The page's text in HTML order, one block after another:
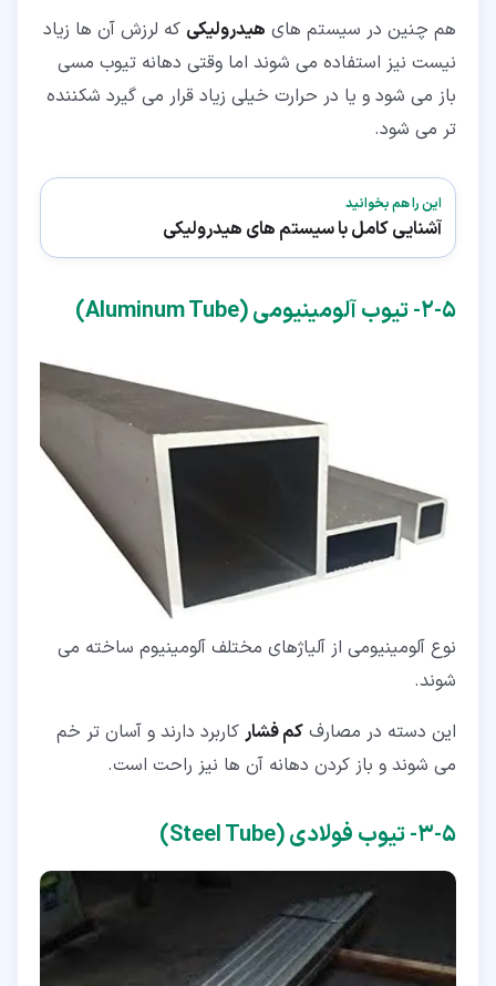
هم چنین در سیستم های هیدرولیکی که لرزش آن ها زیاد
نیست نیز استفاده می شوند اما وقتی دهانه تیوب مسی
باز می شود و یا در حرارت خیلی زیاد قرار می گیرد شکننده
تر می شود.
این را هم بخوانید
آشنایی کامل با سیستم های هیدرولیکی
۵‏-‏۲‏- تیوب آلومینیومی (Aluminum Tube)
نوع آلومینیومی از آلیاژهای مختلف آلومینیوم ساخته می
شوند.
این دسته در مصارف کم فشار کاربرد دارند و آسان تر خم
می شوند و باز کردن دهانه آن ها نیز راحت است.
۵‏-‏۳‏- تیوب فولادی (Steel Tube)